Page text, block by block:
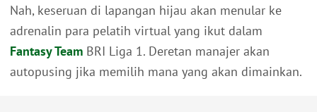
Nah, keseruan di lapangan hijau akan menular ke
adrenalin para pelatih virtual yang ikut dalam
Fantasy Team BRI Liga 1. Deretan manajer akan
autopusing jika memilih mana yang akan dimainkan.